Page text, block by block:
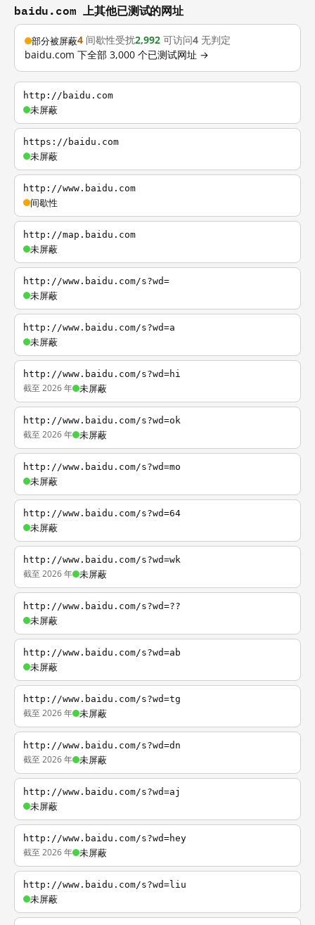
baidu.com 上其他已测试的网址
部分被屏蔽4 间歇性受扰2,992 可访问4 无判定
baidu.com 下全部 3,000 个已测试网址 →
http://baidu.com
未屏蔽
https://baidu.com
未屏蔽
http://www.baidu.com
间歇性
http://map.baidu.com
未屏蔽
http://www.baidu.com/s?wd=
未屏蔽
http://www.baidu.com/s?wd=a
未屏蔽
http://www.baidu.com/s?wd=hi
截至 2026 年 未屏蔽
http://www.baidu.com/s?wd=ok
截至 2026 年 未屏蔽
http://www.baidu.com/s?wd=mo
未屏蔽
http://www.baidu.com/s?wd=64
未屏蔽
http://www.baidu.com/s?wd=wk
截至 2026 年 未屏蔽
http://www.baidu.com/s?wd=??
未屏蔽
http://www.baidu.com/s?wd=ab
未屏蔽
http://www.baidu.com/s?wd=tg
截至 2026 年 未屏蔽
http://www.baidu.com/s?wd=dn
截至 2026 年 未屏蔽
http://www.baidu.com/s?wd=aj
未屏蔽
http://www.baidu.com/s?wd=hey
截至 2026 年 未屏蔽
http://www.baidu.com/s?wd=liu
未屏蔽